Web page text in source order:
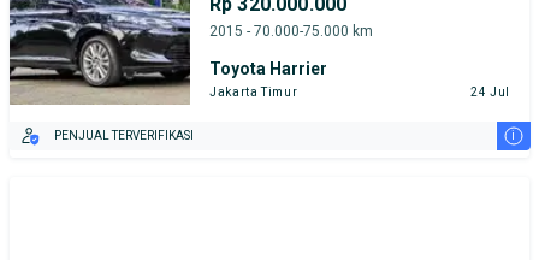
2015 - 70.000-75.000 km
Toyota Harrier
Jakarta Timur 24 Jul
PENJUAL TERVERIFIKASI i